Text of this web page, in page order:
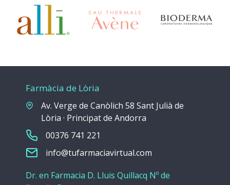
Farmàcia de Lòria
Av. Verge de Canòlich 58 Sant Julià de
Lòria · Principat de Andorra
00376 741 221
info@tufarmaciavirtual.com
Dr. en Farmacia D. Lluis Quillacq Nº de